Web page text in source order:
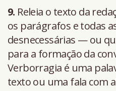
9. Releia o texto da
os parágrafos e todas
desnecessárias — ou
para a formação da
Verborragia é uma
texto ou uma fala com